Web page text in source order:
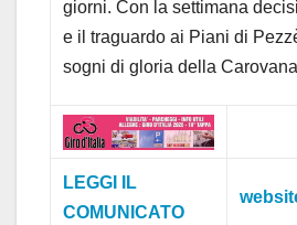
giorni. Con la settimana
e il traguardo ai Piani di
sogni di gloria della
LEGGI IL
COMUNICATO